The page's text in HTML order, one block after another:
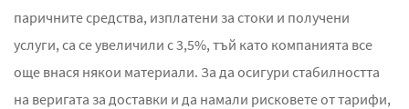
паричните средства, изплатени за стоки и получени
услуги, са се увеличили с 3,5%, тъй като компанията все
още внася някои материали. За да осигури стабилността
на веригата за доставки и да намали рисковете от тарифи,